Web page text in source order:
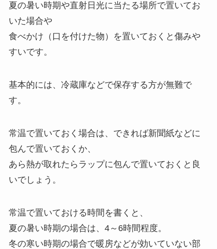
夏の暑い時期や直射日光に当たる場所で置いてお
いた場合や
食べかけ（口を付けた物）を置いておくと傷みや
すいです。
基本的には、冷蔵庫などで保存する方が無難で
す。
常温で置いておく場合は、できれば新聞紙などに
包んで置いておくか、
あら熱が取れたらラップに包んで置いておくと良
いでしょう。
常温で置いておける時間を書くと、
夏の暑い時期の場合は、4～6時間程度。
冬の寒い時期の場合で暖房などが効いていない部